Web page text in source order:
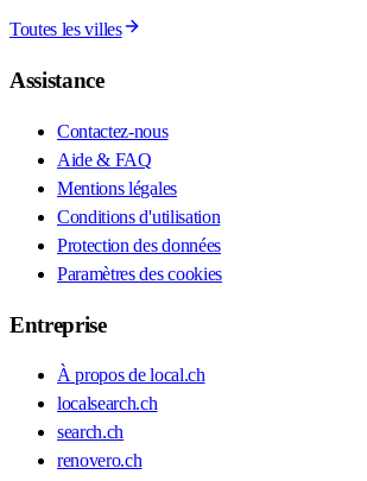
Toutes les villes
Assistance
Contactez-nous
Aide & FAQ
Mentions légales
Conditions d'utilisation
Protection des données
Paramètres des cookies
Entreprise
À propos de local.ch
localsearch.ch
search.ch
renovero.ch